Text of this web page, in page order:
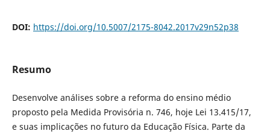
DOI: https://doi.org/10.5007/2175-8042.2017v29n52p38
Resumo
Desenvolve análises sobre a reforma do ensino médio
proposto pela Medida Provisória n. 746, hoje Lei 13.415/17,
e suas implicações no futuro da Educação Física. Parte da